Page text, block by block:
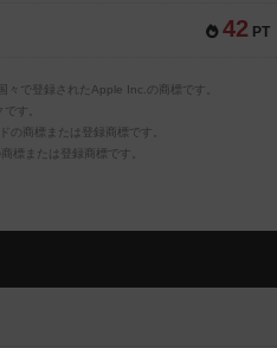
42 PT
で登録されたApple Inc.の商標です。
す。
の商標または登録商標です。
標または登録商標です。